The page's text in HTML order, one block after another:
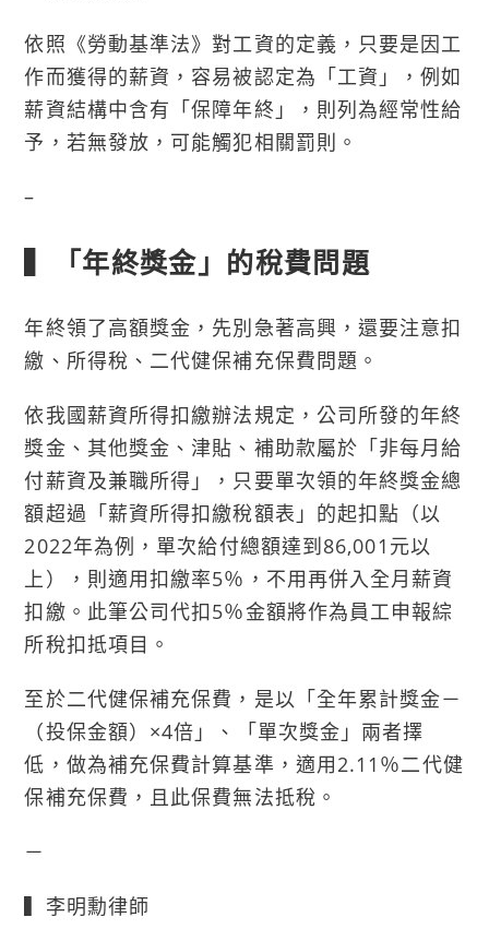
依照《勞動基準法》對工資的定義，只要是因工
作而獲得的薪資，容易被認定為「工資」，例如
薪資結構中含有「保障年終」，則列為經常性給
予，若無發放，可能觸犯相關罰則。
–
▍「年終獎金」的稅費問題
年終領了高額獎金，先別急著高興，還要注意扣
繳、所得稅、二代健保補充保費問題。
依我國薪資所得扣繳辦法規定，公司所發的年終
獎金、其他獎金、津貼、補助款屬於「非每月給
付薪資及兼職所得」，只要單次領的年終獎金總
額超過「薪資所得扣繳稅額表」的起扣點（以
2022年為例，單次給付總額達到86,001元以
上），則適用扣繳率5％，不用再併入全月薪資
扣繳。此筆公司代扣5％金額將作為員工申報綜
所稅扣抵項目。
至於二代健保補充保費，是以「全年累計獎金－
（投保金額）×4倍」、「單次獎金」兩者擇
低，做為補充保費計算基準，適用2.11％二代健
保補充保費，且此保費無法抵稅。
－
▍李明勳律師